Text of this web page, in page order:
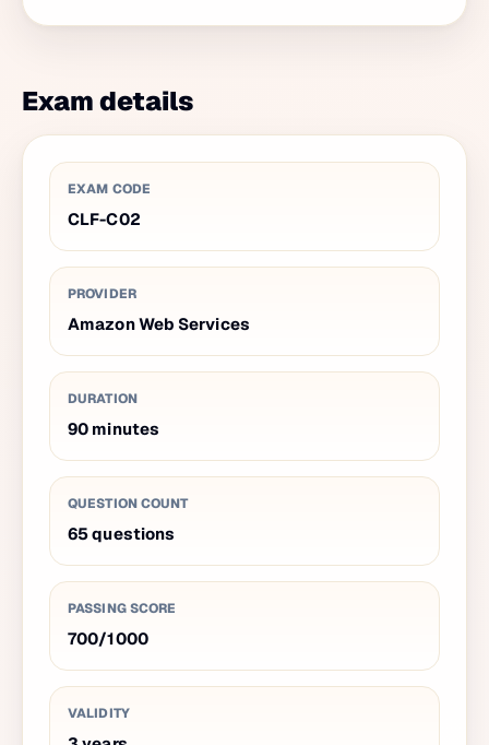
Exam details
EXAM CODE
CLF-C02
PROVIDER
Amazon Web Services
DURATION
90 minutes
QUESTION COUNT
65questions
PASSING SCORE
700/1000
VALIDITY